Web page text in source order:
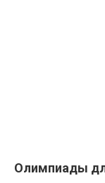
Олимпиады